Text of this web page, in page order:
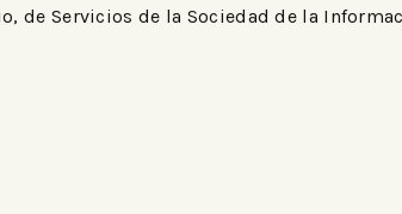
de Servicios de la Sociedad de la